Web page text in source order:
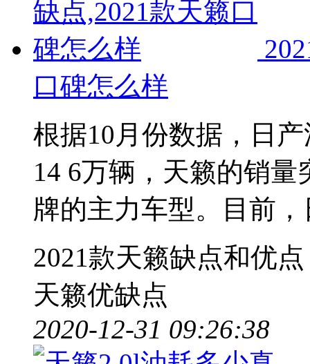
口碑怎么样
根据10月份数据，日
14 6万辆，天籁的销
牌的主力车型。目前
2021款天籁缺点和优点
天籁优缺点
2020-12-31 09:26:38